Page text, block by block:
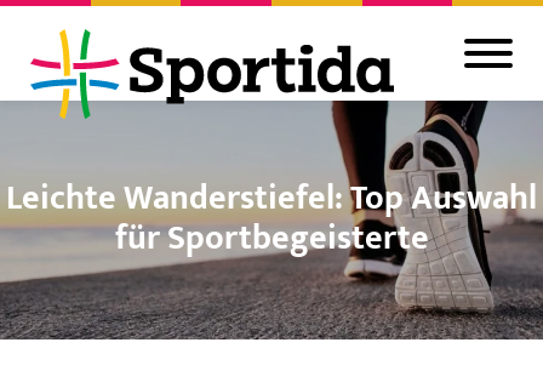
Leichte Wanderstiefel: Top Auswahl
für Sportbegeisterte